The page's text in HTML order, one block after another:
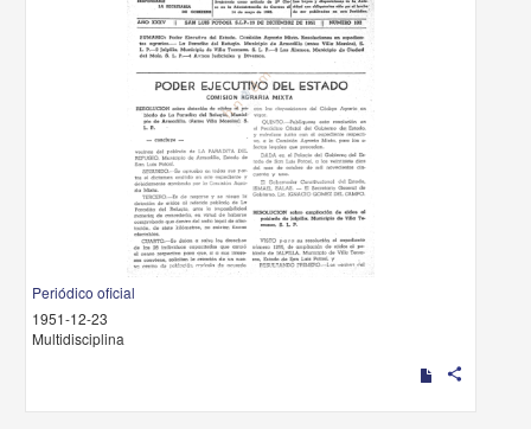
Periódico oficial
1951-12-23
Multidisciplina
share